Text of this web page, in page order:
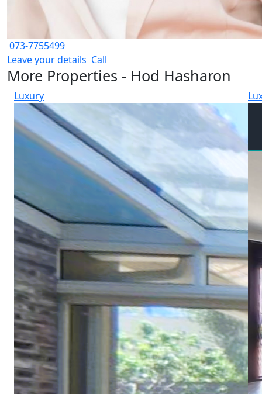
073-7755499
Leave your details Call
More Properties - Hod Hasharon
Luxury